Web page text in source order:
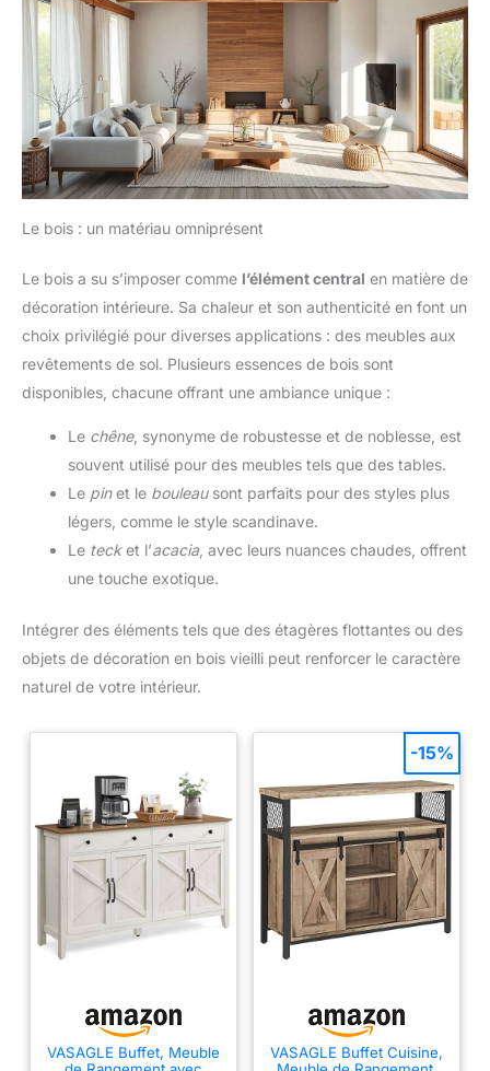
Le bois : un matériau omniprésent
Le bois a su s’imposer comme l’élément central en matière de
décoration intérieure. Sa chaleur et son authenticité en font un
choix privilégié pour diverses applications : des meubles aux
revêtements de sol. Plusieurs essences de bois sont
disponibles, chacune offrant une ambiance unique :
Le chêne, synonyme de robustesse et de noblesse, est
souvent utilisé pour des meubles tels que des tables.
Le pinet le bouleausont parfaits pour des styles plus
légers, comme le style scandinave.
Le tecket l’acacia , avec leurs nuances chaudes, offrent
une touche exotique.
Intégrer des éléments tels que des étagères flottantes ou des
objets de décoration en bois vieilli peut renforcer le caractère
naturel de votre intérieur.
VASAGLE Buffet, Meuble
VASAGLE Buffet Cuisine,
-15%